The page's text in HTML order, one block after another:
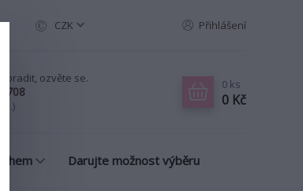
CZK Přihlášení
ozvěte se.
708
0 ks
0 Kč
Darujte možnost výběru